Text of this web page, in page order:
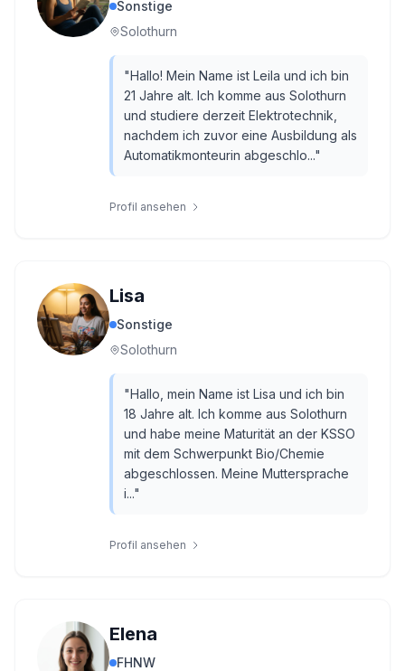
Sonstige
Solothurn
"Hallo! Mein Name ist Leila und ich bin
21 Jahre alt. Ich komme aus Solothurn
und studiere derzeit Elektrotechnik,
nachdem ich zuvor eine Ausbildung als
Automatikmonteurin abgeschlo..."
Profil ansehen
Lisa
Sonstige
Solothurn
"Hallo, mein Name ist Lisa und ich bin
18 Jahre alt. Ich komme aus Solothurn
und habe meine Maturität an der KSSO
mit dem Schwerpunkt Bio/Chemie
abgeschlossen. Meine Muttersprache
i..."
Profil ansehen
Elena
FHNW